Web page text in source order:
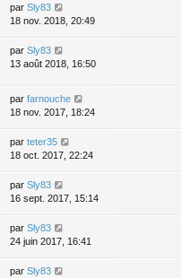
par Sly83
18 nov. 2018, 20:49
par Sly83
13 août 2018, 16:50
par farnouche
18 nov. 2017, 18:24
par teter35
18 oct. 2017, 22:24
par Sly83
16 sept. 2017, 15:14
par Sly83
24 juin 2017, 16:41
par Sly83